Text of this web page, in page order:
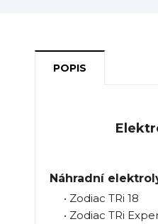
POPIS
Náhradní
• Zodiac TRi 18
• Zodiac TRi